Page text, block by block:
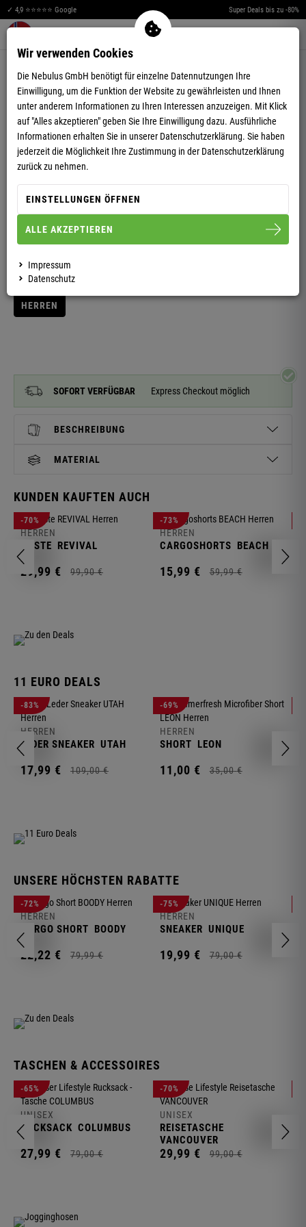
✓ 4,9 ⭐⭐⭐⭐⭐ Google Super Deals bis zu -80%
Warenkorb aufklappen
NORWEGER STRICKJACKE MIT TEDDYFELL
CANADIAN HERREN
HERREN
S
SOFORT VERFÜGBAR Express Checkout möglich
BESCHREIBUNG
MATERIAL
KUNDEN KAUFTEN AUCH
-70%
HERREN
WESTE REVIVAL
29,99 € 99,90 €
-73%
HERREN
CARGOSHORTS BEACH
15,99 € 59,99 €
11 EURO DEALS
-83%
HERREN
LEDER SNEAKER UTAH
17,99 € 109,00 €
-69%
HERREN
SHORT LEON
11,00 € 35,00 €
UNSERE HÖCHSTEN RABATTE
-72%
HERREN
CARGO SHORT BOODY
22,22 € 79,99 €
-75%
HERREN
SNEAKER UNIQUE
19,99 € 79,00 €
TASCHEN & ACCESSOIRES
-65%
UNISEX
RUCKSACK COLUMBUS
27,99 € 79,00 €
-70%
UNISEX
REISETASCHE
VANCOUVER
29,99 € 99,00 €
Wir verwenden Cookies
Die Nebulus GmbH benötigt für einzelne Datennutzungen Ihre
Einwilligung, um die Funktion der Website zu gewährleisten und Ihnen
unter anderem Informationen zu Ihren Interessen anzuzeigen. Mit Klick
auf "Alles akzeptieren" geben Sie Ihre Einwilligung dazu. Ausführliche
Informationen erhalten Sie in unserer Datenschutzerklärung. Sie haben
jederzeit die Möglichkeit Ihre Zustimmung in der Datenschutzerklärung
zurück zu nehmen.
EINSTELLUNGEN ÖFFNEN
ALLE AKZEPTIEREN
Impressum
Datenschutz